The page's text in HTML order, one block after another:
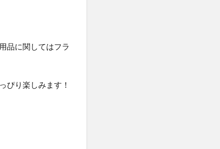
品に関してはフラ
ぴり楽しみます！